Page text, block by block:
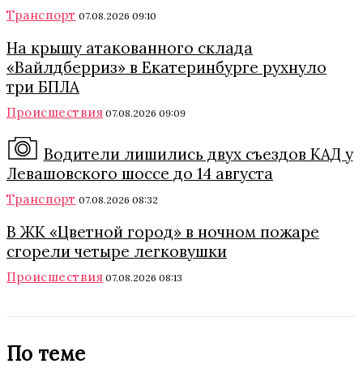
Транспорт 07.08.2026 09:10
На крышу атакованного склада
«Вайлдберриз» в Екатеринбурге рухнуло
три БПЛА
Происшествия 07.08.2026 09:09
Водители лишились двух съездов КАД у
Левашовского шоссе до 14 августа
Транспорт 07.08.2026 08:32
В ЖК «Цветной город» в ночном пожаре
сгорели четыре легковушки
Происшествия 07.08.2026 08:13
По теме